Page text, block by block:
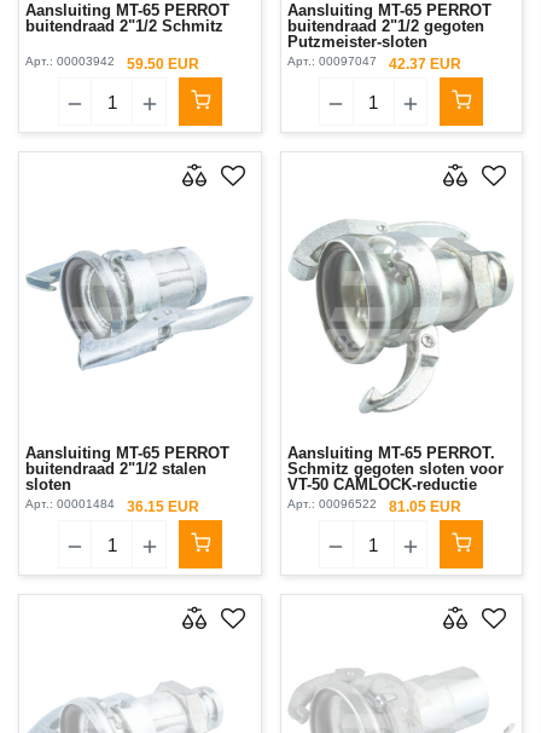
Aansluiting MT-65 PERROT
buitendraad 2"1/2 Schmitz
Арт.: 00003942 59.50 EUR
Aansluiting MT-65 PERROT
buitendraad 2"1/2 gegoten
Putzmeister-sloten
Арт.: 00097047 42.37 EUR
Aansluiting MT-65 PERROT
buitendraad 2"1/2 stalen
sloten
Арт.: 00001484 36.15 EUR
Aansluiting MT-65 PERROT.
Schmitz gegoten sloten voor
VT-50 CAMLOCK-reductie
Арт.: 00096522 81.05 EUR